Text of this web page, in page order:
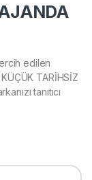
edilen
TARİHSİZ
tanıtıcı